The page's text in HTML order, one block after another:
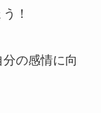
！
の感情に向